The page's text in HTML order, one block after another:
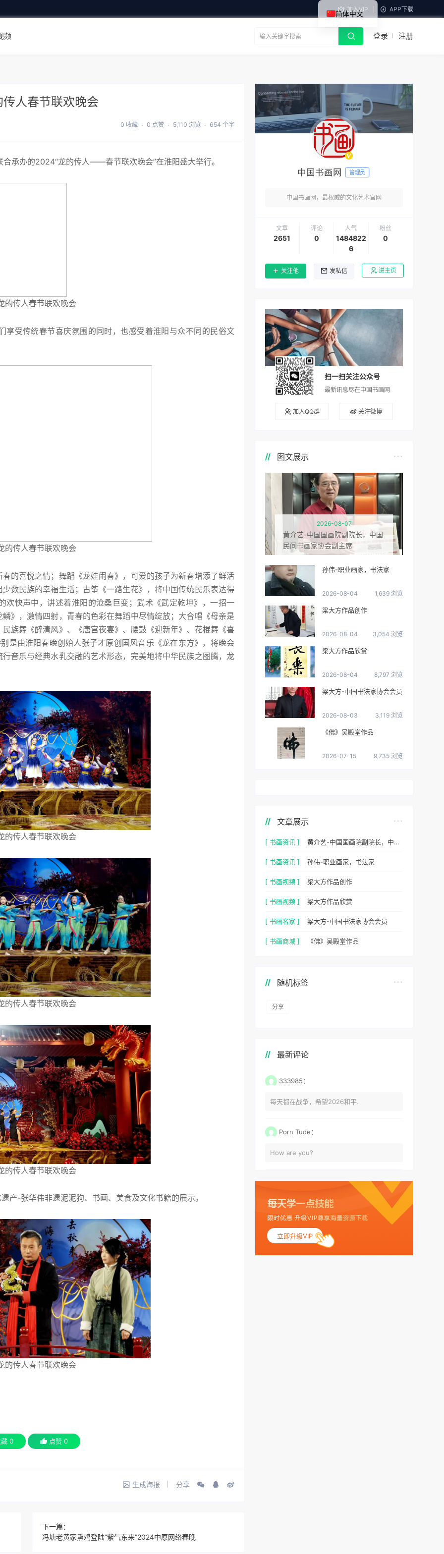
加入VIP APP下载
频 登录 注册
人春节联欢晚会
0 收藏 0 点赞 5,110 浏览 654 个字
承办的2024“龙的传人——春节联欢晚会”在淮阳盛大举行。
的传人春节联欢晚会
享受传统春节喜庆氛围的同时，也感受着淮阳与众不同的民俗文
的传人春节联欢晚会
的喜悦之情；舞蹈《龙娃闹春》，可爱的孩子为新春增添了鲜活
数民族的幸福生活；古筝《一路生花》，将中国传统民乐表达得
欢快声中，讲述着淮阳的沧桑巨变；武术《武定乾坤》，一招一
》，激情四射，青春的色彩在舞蹈中尽情绽放；大合唱《母亲是
族舞《醉清风》、《唐宫夜宴》、腰鼓《迎新年》、花棍舞《喜
是由淮阳春晚创始人张子才原创国风音乐《龙在东方》，将晚会
音乐与经典水乳交融的艺术形态，完美地将中华民族之图腾，龙
的传人春节联欢晚会
的传人春节联欢晚会
的传人春节联欢晚会
产-张华伟非遗泥泥狗、书画、美食及文化书籍的展示。
的传人春节联欢晚会
0 点赞 0
生成海报 分享
下一篇：
冯塘老黄家熏鸡登陆“紫气东来”2024中原网络春晚
中国书画网 管理员
中国书画网，最权威的文化艺术官网
文章
2651
评论
0
人气
1484822
6
粉丝
0
关注他 发私信 进主页
扫一扫关注公众号
最新讯息尽在中国书画网
加入QQ群 关注微博
图文展示
2026-08-07
黄介艺-中国国画院副院长，中国
民间书画家协会副主席
孙伟-职业画家，书法家
2026-08-04 1,639 浏览
梁大方作品创作
2026-08-04 3,054 浏览
梁大方作品欣赏
2026-08-04 8,797 浏览
梁大方-中国书法家协会会员
2026-08-03 3,119 浏览
《佛》吴殿堂作品
2026-07-15 9,735 浏览
文章展示
[ 书画资讯 ] 黄介艺-中国国画院副院长，中国民间书画家协会副主席
[ 书画资讯 ] 孙伟-职业画家，书法家
[ 书画视频 ] 梁大方作品创作
[ 书画视频 ] 梁大方作品欣赏
[ 书画名家 ] 梁大方-中国书法家协会会员
[ 书画商城 ] 《佛》吴殿堂作品
随机标签
分享
最新评论
333985：
每天都在战争，希望2026和平.
Porn Tude：
How are you?
立即升级VIP
简体中文